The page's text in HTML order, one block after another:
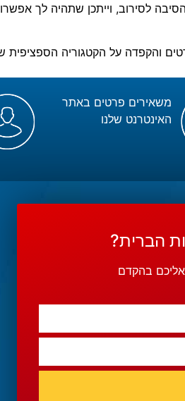
לסירוב, וייתכן שתהיה לך
והקפדה על הקטגוריה הספציפית
משאירים פרטים באתר
האינטרנט שלנו
הברית?
אליכם בהקדם